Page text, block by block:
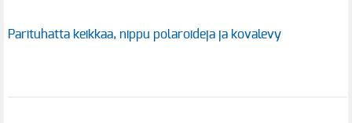
Parituhatta keikkaa, nippu polaroideja ja kovalevy